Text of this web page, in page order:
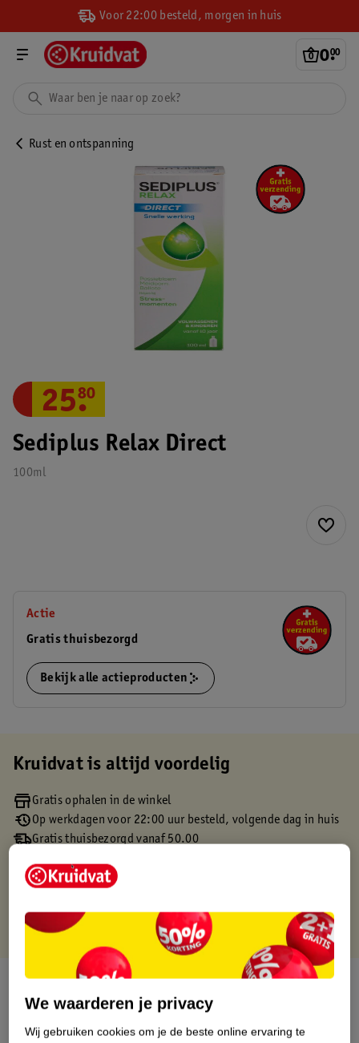
Voor 22:00 besteld, morgen in huis
0.
00
Rust en ontspanning
Sediplus Relax Direct
100ml
25.
80
Actie
Gratis thuisbezorgd
Bekijk alle actieproducten
Kruidvat is altijd voordelig
Gratis ophalen in de winkel
Op werkdagen voor 22:00 uur besteld, volgende dag in huis
Gratis thuisbezorgd vanaf 50.00
Gratis punten met je Kruidvat kaart
Over dit product
We waarderen je privacy
Wij gebruiken cookies om je de beste online ervaring te